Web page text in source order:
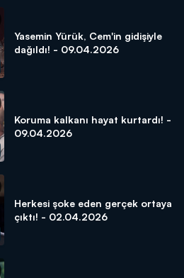
Yasemin Yürük, Cem'in gidişiyle
dağıldı! - 09.04.2026
Koruma kalkanı hayat kurtardı! -
09.04.2026
Herkesi şoke eden gerçek ortaya
çıktı! - 02.04.2026